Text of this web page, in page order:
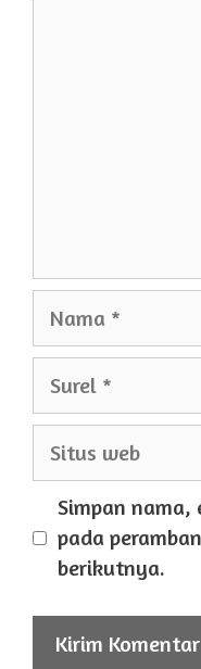
Situs
web
Simpan
pada
berikutnya.